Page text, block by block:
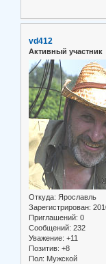
vd412
Активный участник
Откуда: Ярославль
Зарегистрирован:
Приглашений: 0
Сообщений: 232
Уважение: +11
Позитив: +8
Пол: Мужской